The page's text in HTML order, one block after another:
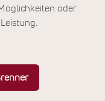
oder